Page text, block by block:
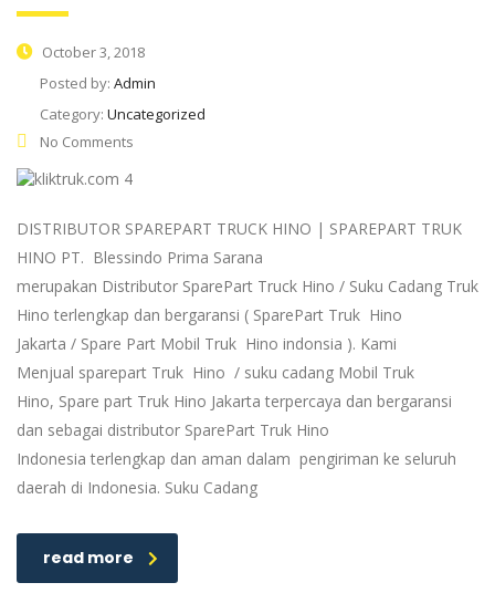
October 3, 2018
Posted by: Admin
Category: Uncategorized
No Comments
DISTRIBUTOR SPAREPART TRUCK HINO | SPAREPART TRUK
HINO PT. Blessindo Prima Sarana
merupakan Distributor SparePart Truck Hino / Suku Cadang Truk
Hino terlengkap dan bergaransi ( SparePart Truk Hino
Jakarta / Spare Part Mobil Truk Hino indonsia ). Kami
Menjual sparepart Truk Hino / suku cadang Mobil Truk
Hino, Spare part Truk Hino Jakarta terpercaya dan bergaransi
dan sebagai distributor SparePart Truk Hino
Indonesia terlengkap dan aman dalam pengiriman ke seluruh
daerah di Indonesia. Suku Cadang
read more